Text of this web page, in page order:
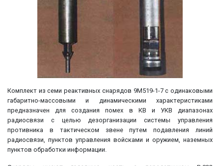
Комплект из семи реактивных снарядов 9М519-1-7 с одинаковыми
габаритно-массовыми и динамическими характеристиками
предназначен для создания помех в КВ и УКВ диапазонах
радиосвязи с целью дезорганизации системы управления
противника в тактическом звене путем подавления линий
радиосвязи, пунктов управления войсками и оружием, наземных
пунктов обработки информации.